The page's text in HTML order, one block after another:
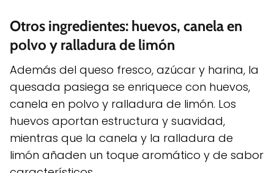
Otros ingredientes: huevos, canela en
polvo y ralladura de limón
Además del queso fresco, azúcar y harina, la
quesada pasiega se enriquece con huevos,
canela en polvo y ralladura de limón. Los
huevos aportan estructura y suavidad,
mientras que la canela y la ralladura de
limón añaden un toque aromático y de sabor